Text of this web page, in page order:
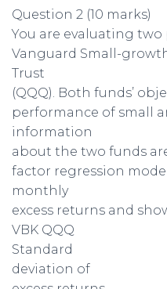
Question 2 (10 marks)
You are evaluating two
Vanguard Small-
Trust
(QQQ). Both funds’
performance of small
information
about the two funds
factor regression
monthly
excess returns and
VBK QQQ
Standard
deviation of